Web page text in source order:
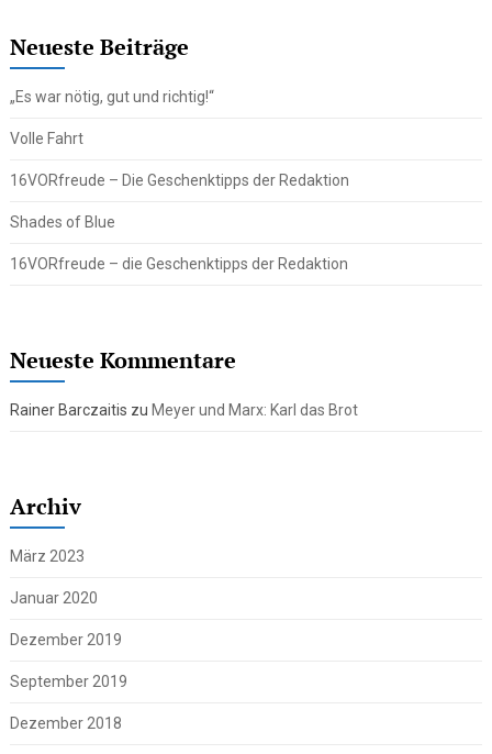
Neueste Beiträge
„Es war nötig, gut und richtig!“
Volle Fahrt
16VORfreude – Die Geschenktipps der Redaktion
Shades of Blue
16VORfreude – die Geschenktipps der Redaktion
Neueste Kommentare
Rainer Barczaitis zu Meyer und Marx: Karl das Brot
Archiv
März 2023
Januar 2020
Dezember 2019
September 2019
Dezember 2018